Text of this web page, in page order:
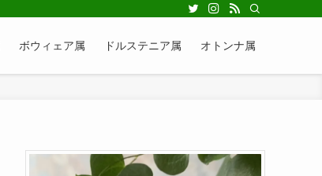
ボウィェア属 ドルステニア属 オトンナ属